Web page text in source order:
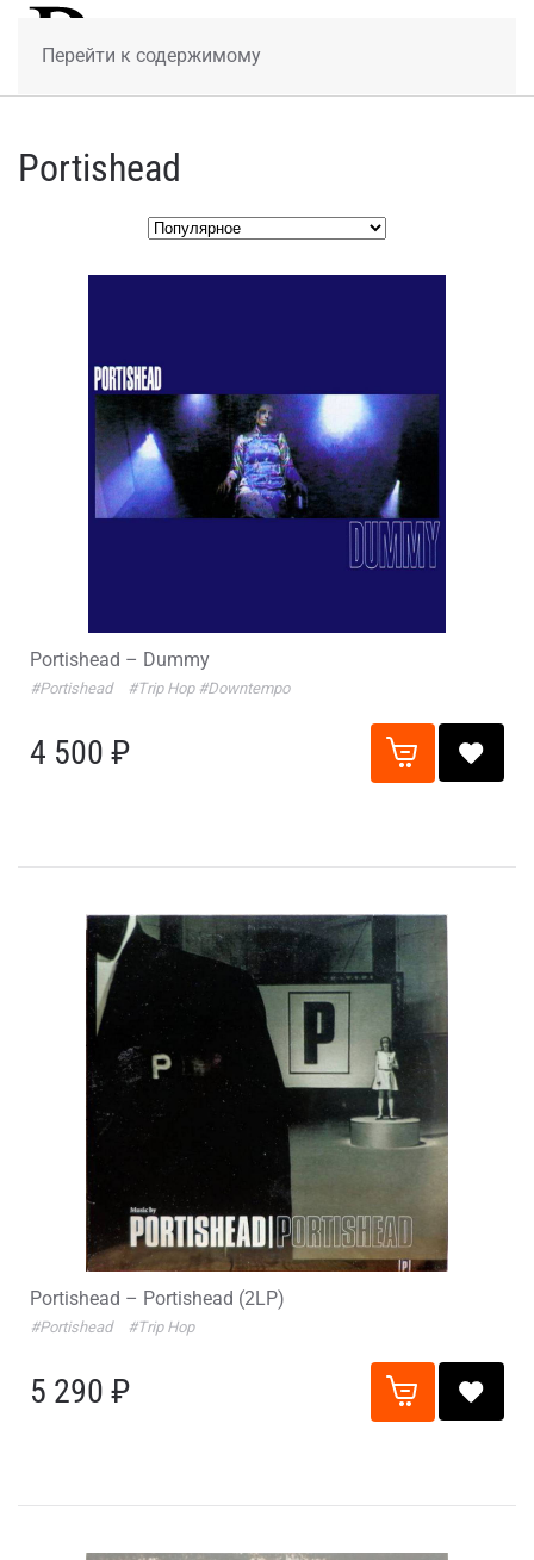
Перейти к содержимому
Portishead
Portishead – Dummy
#Portishead #Trip Hop #Downtempo
4 500 ₽
Portishead – Portishead (2LP)
#Portishead #Trip Hop
5 290 ₽